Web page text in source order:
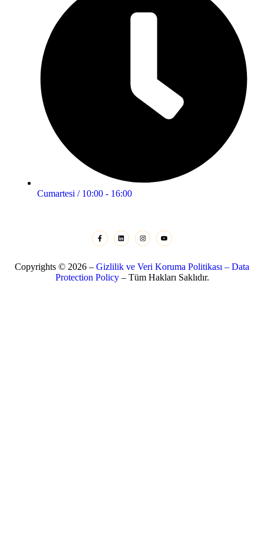
Cumartesi / 10:00 - 16:00
Copyrights © 2026 – Gizlilik ve Veri Koruma Politikası – Data
Protection Policy– Tüm Hakları Saklıdır.